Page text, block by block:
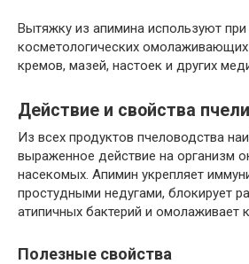
Вытяжку из апимина используют при
косметологических
кремов, мазей, настоек и других
Действие и свойства
Из всех продуктов пчеловодства
выраженное действие на организм
насекомых. Апимин укрепляет
простудными недугами, блокирует
атипичных бактерий и омолаживает
Полезные свойства